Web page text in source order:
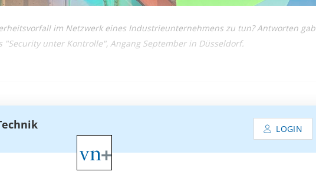
im Netzwerk eines Industrieunternehmens zu tun? Antworten gab
unter Kontrolle", Angang September in Düsseldorf.
LOGIN